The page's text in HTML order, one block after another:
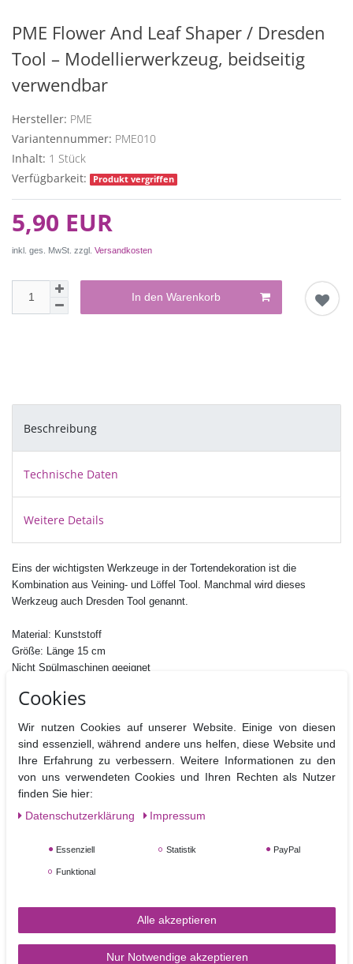
PME Flower And Leaf Shaper / Dresden
Tool – Modellierwerkzeug, beidseitig
verwendbar
Hersteller: PME
Variantennummer: PME010
Inhalt: 1 Stück
Verfügbarkeit:
Produkt vergriffen
5,90 EUR
inkl. ges. MwSt. zzgl. Versandkosten
In den Warenkorb
Beschreibung
Technische Daten
Weitere Details
Eins der wichtigsten Werkzeuge in der Tortendekoration ist die
Kombination aus Veining- und Löffel Tool. Manchmal wird dieses
Werkzeug auch Dresden Tool genannt.
Material: Kunststoff
Größe: Länge 15 cm
Nicht Spülmaschinen geeignet
Ähnliche Artikel
FMM Rose 5 Petal Ausstecher 75 mm
Cookies
Wir nutzen Cookies auf unserer Website. Einige von diesen
sind essenziell, während andere uns helfen, diese Website und
Ihre Erfahrung zu verbessern. Weitere Informationen zu den
von uns verwendeten Cookies und Ihren Rechten als Nutzer
finden Sie hier:
Daten­schutz­erklärung
Impressum
Essenziell Statistik PayPal
Funktional
Alle akzeptieren
Nur Notwendige akzeptieren